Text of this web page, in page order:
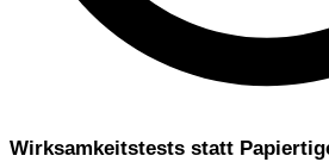
Wirksamkeitstests statt